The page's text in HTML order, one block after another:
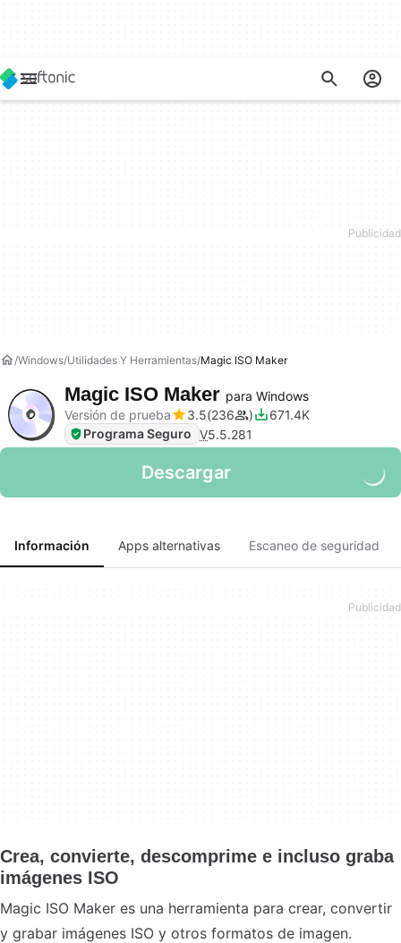
Windows Utilidades Y Herramientas Magic ISO Maker
Magic ISO Maker para Windows
Versión de prueba
3.5 236
671.4K
Programa Seguro V5.5.281
Descargar
Información Apps alternativas Escaneo de seguridad
Crea, convierte, descomprime e incluso graba
imágenes ISO
Magic ISO Maker es una herramienta para crear, convertir
y grabar imágenes ISO y otros formatos de imagen.